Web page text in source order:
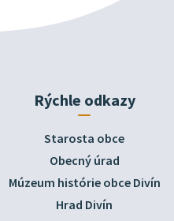
Rýchle odkazy
Starosta obce
Obecný úrad
Múzeum histórie obce Divín
Hrad Divín